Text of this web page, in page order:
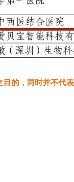
的，同时并不代